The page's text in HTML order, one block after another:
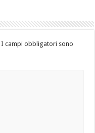
I campi obbligatori sono